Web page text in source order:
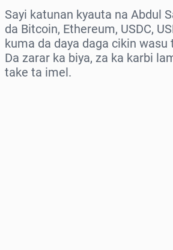
Sayi katunan kyauta na Abdul
da Bitcoin, Ethereum, USDC,
kuma da daya daga cikin wasu
Da zarar ka biya, za ka karbi
take ta imel.